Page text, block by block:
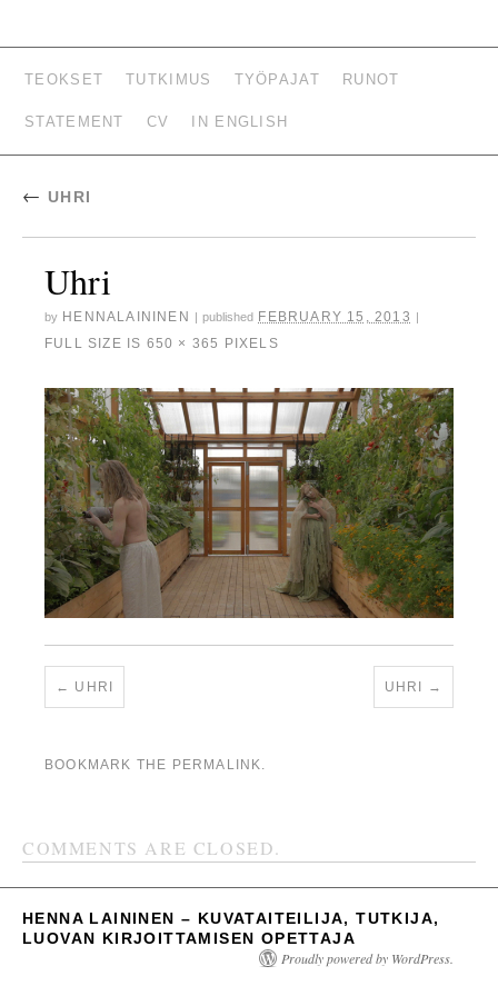
HENNA LAININEN –
KUVATAITEILIJA,
TUTKIJA, LUOVAN
OPETTAJA
TEOKSET TUTKIMUS TYÖPAJAT RUNOT
STATEMENT CV IN ENGLISH
← UHRI
Uhri
by HENNALAININEN | published FEBRUARY 15, 2013 |
FULL SIZE IS 650 × 365 PIXELS
UHRI UHRI
BOOKMARK THE PERMALINK
COMMENTS ARE CLOSED.
HENNA LAININEN – KUVATAITEILIJA, TUTKIJA,
LUOVAN KIRJOITTAMISEN OPETTAJA
Proudly powered by WordPress.